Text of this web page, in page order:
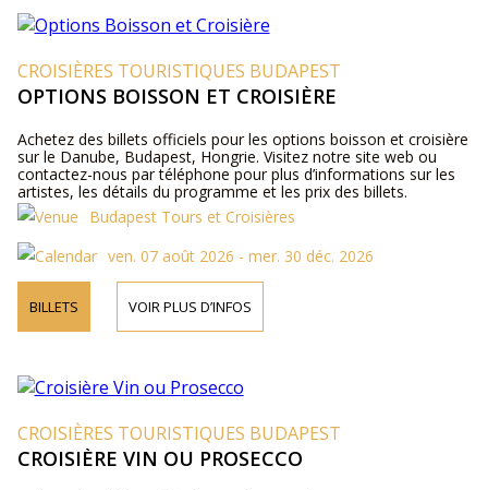
CROISIÈRES TOURISTIQUES BUDAPEST
OPTIONS BOISSON ET CROISIÈRE
Achetez des billets officiels pour les options boisson et croisière
sur le Danube, Budapest, Hongrie. Visitez notre site web ou
contactez-nous par téléphone pour plus d’informations sur les
artistes, les détails du programme et les prix des billets.
Budapest Tours et Croisières
ven. 07 août 2026 - mer. 30 déc. 2026
BILLETS VOIR PLUS D’INFOS
CROISIÈRES TOURISTIQUES BUDAPEST
CROISIÈRE VIN OU PROSECCO